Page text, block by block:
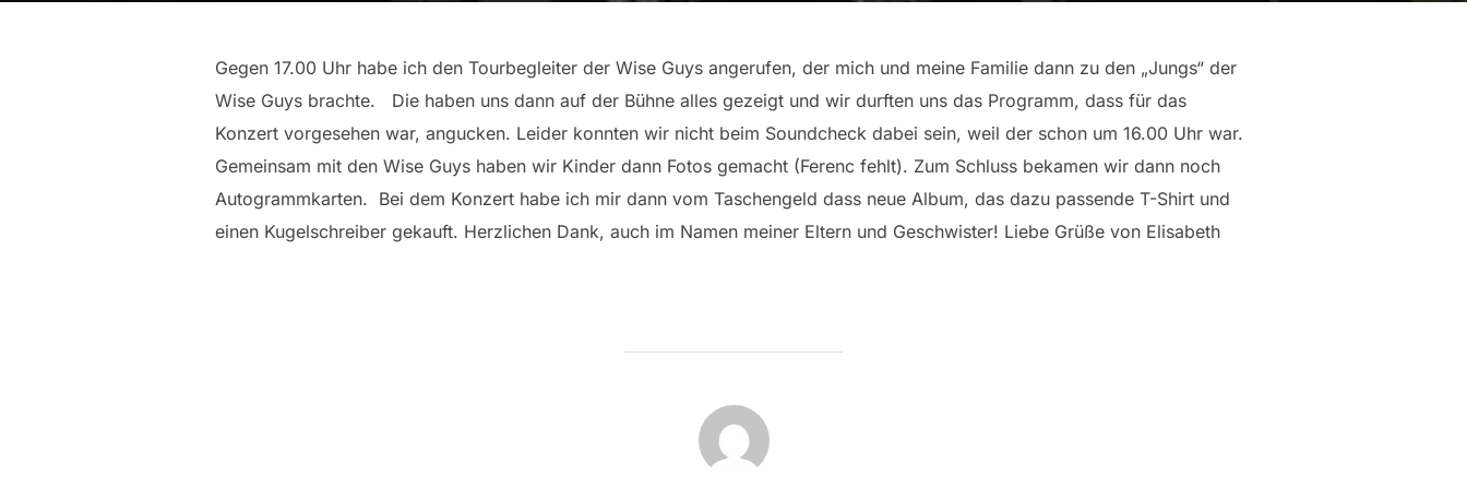
Gegen 17.00 Uhr habe ich den Tourbegleiter der Wise Guys angerufen, der mich und meine Familie dann zu den „Jungs“ der
Wise Guys brachte. Die haben uns dann auf der Bühne alles gezeigt und wir durften uns das Programm, dass für das
Konzert vorgesehen war, angucken. Leider konnten wir nicht beim Soundcheck dabei sein, weil der schon um 16.00 Uhr war.
Gemeinsam mit den Wise Guys haben wir Kinder dann Fotos gemacht (Ferenc fehlt). Zum Schluss bekamen wir dann noch
Autogrammkarten. Bei dem Konzert habe ich mir dann vom Taschengeld dass neue Album, das dazu passende T-Shirt und
einen Kugelschreiber gekauft. Herzlichen Dank, auch im Namen meiner Eltern und Geschwister! Liebe Grüße von Elisabeth
BEITRAGSAUTOR